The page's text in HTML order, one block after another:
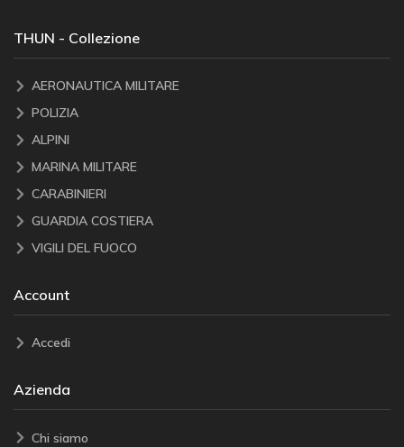
THUN - Collezione
AERONAUTICA MILITARE
POLIZIA
ALPINI
MARINA MILITARE
CARABINIERI
GUARDIA COSTIERA
VIGILI DEL FUOCO
Account
Accedi
Azienda
Chi siamo